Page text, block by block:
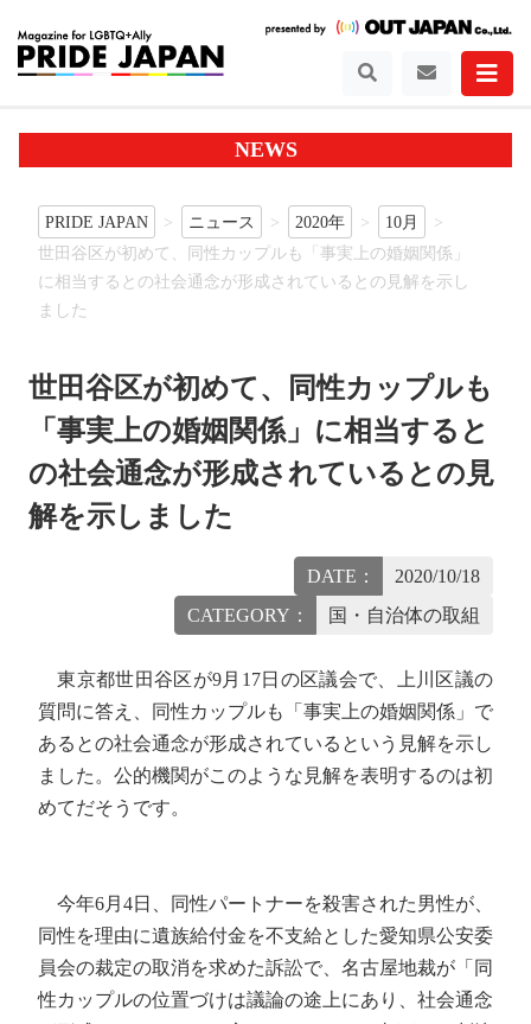
NEWS
PRIDE JAPAN ニュース 2020年
10月
世田谷区が初めて、同性カップルも「事実上の婚姻関係」
に相当するとの社会通念が形成されているとの見解を示し
ました
世田谷区が初めて、同性カップルも
「事実上の婚姻関係」に相当すると
の社会通念が形成されているとの見
解を示しました
DATE：
2020/10/18
CATEGORY：
国・自治体の取組
東京都世田谷区が9月17日の区議会で、上川区議の
質問に答え、同性カップルも「事実上の婚姻関係」で
あるとの社会通念が形成されているという見解を示し
ました。公的機関がこのような見解を表明するのは初
めてだそうです。
今年6月4日、同性パートナーを殺害された男性が、
同性を理由に遺族給付金を不支給とした愛知県公安委
員会の裁定の取消を求めた訴訟で、名古屋地裁が「同
性カップルの位置づけは議論の途上にあり、社会通念